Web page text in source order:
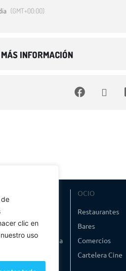
clic en
uso
(GMT+00:00)
INFORMACIÓN
de turismo
Guiadas
y multimedia
OCIO
Restaurantes
Bares
Comercios
Cartelera Cine